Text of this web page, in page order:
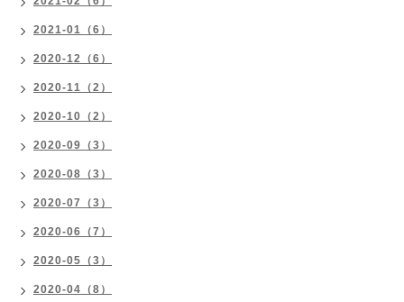
2021-01（6）
2020-12（6）
2020-11（2）
2020-10（2）
2020-09（3）
2020-08（3）
2020-07（3）
2020-06（7）
2020-05（3）
2020-04（8）